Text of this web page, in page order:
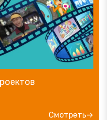
Смотреть→